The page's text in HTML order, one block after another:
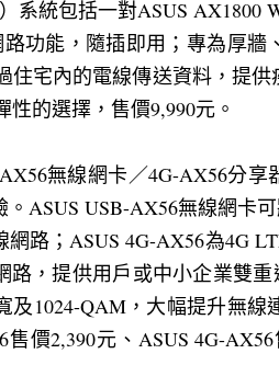
系統包括一對ASUS AX1800
功能，隨插即用；專為厚
住宅內的電線傳送資料，提
的選擇，售價9,990元。
無線網卡／4G-AX56分享
ASUS USB-AX56無線網卡
路；ASUS 4G-AX56為4G
，提供用戶或中小企業雙重
及1024-QAM，大幅提升無線
價2,390元、ASUS 4G-